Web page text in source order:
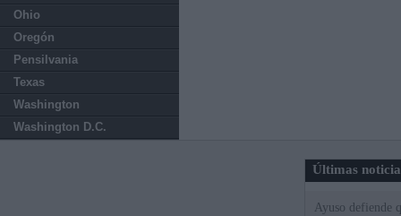
Ohio
Oregón
Pensilvania
Texas
Washington
Washington D.C.
Últimas
Ayuso defiende